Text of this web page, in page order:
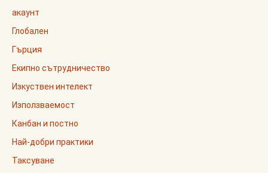
акаунт
Глобален
Гърция
Екипно сътрудничество
Изкуствен интелект
Използваемост
Канбан и постно
Най-добри практики
Таксуване